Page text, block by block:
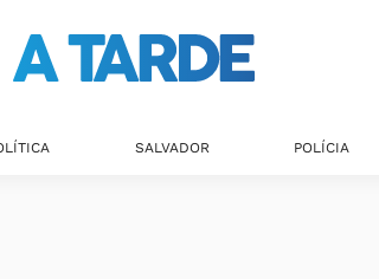
SALVADOR POLÍCIA